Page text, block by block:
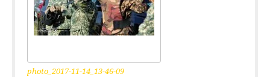
photo_2017-11-14_13-46-09